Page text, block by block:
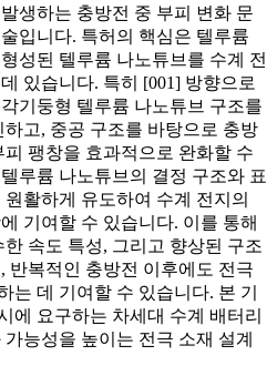
생하는 충방전 중 부피 변화 문
입니다. 특허의 핵심은 텔루륨
성된 텔루륨 나노튜브를 수계 전
있습니다. 특히 [001] 방향으로
기둥형 텔루륨 나노튜브 구조를
고, 중공 구조를 바탕으로 충방
팽창을 효과적으로 완화할 수
루륨 나노튜브의 결정 구조와 표
활하게 유도하여 수계 전지의
기여할 수 있습니다. 이를 통해
속도 특성, 그리고 향상된 구조
반복적인 충방전 이후에도 전극
는 데 기여할 수 있습니다. 본 기
에 요구하는 차세대 수계 배터리
능성을 높이는 전극 소재 설계